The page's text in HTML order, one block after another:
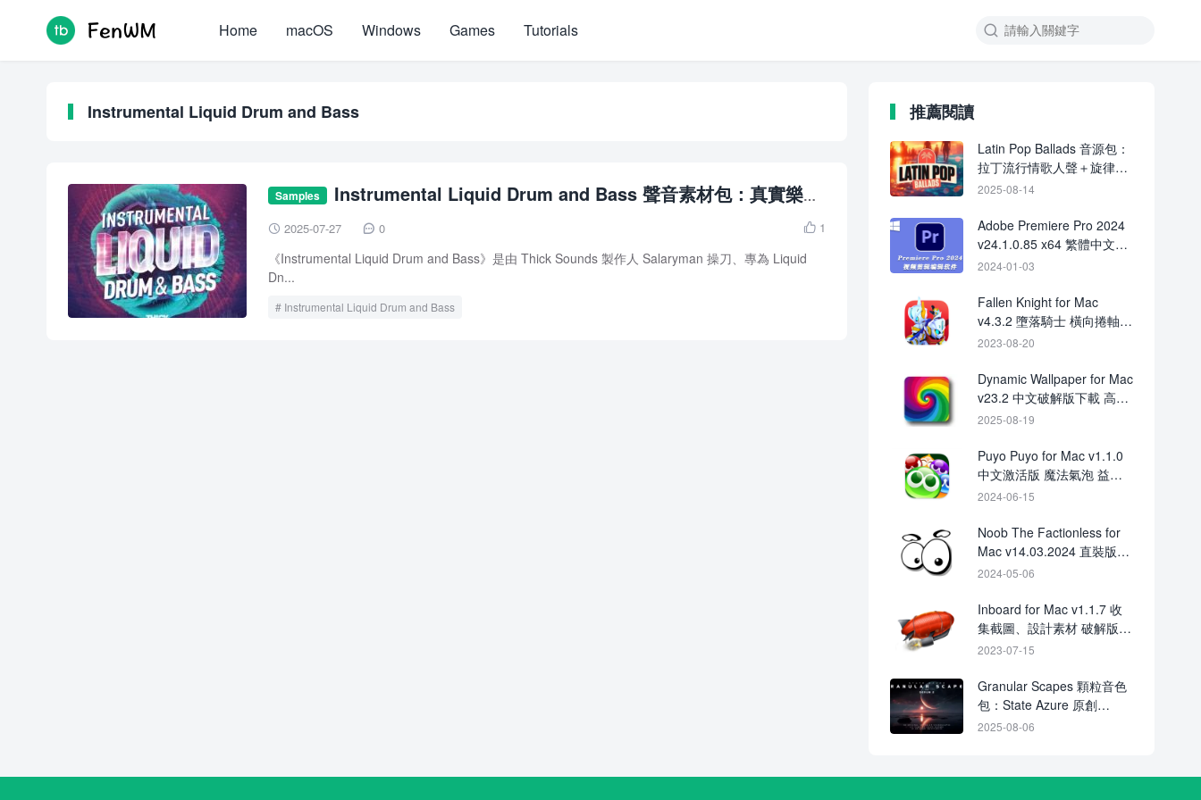

Home macOS Windows Games Tutorials
Instrumental Liquid Drum and Bass
Samples
Instrumental Liquid Drum and Bass 聲音素材包：真實樂器
× 溫暖低頻 × 清透鼓組（172–175 BPM / WAV 格式）
 2025-07-27  0  1
《Instrumental Liquid Drum and Bass》是由 Thick Sounds 製作人 Salaryman 操刀、專為 Liquid
Dn...
Instrumental Liquid Drum and Bass
推薦閱讀
Latin Pop Ballads 音源包：
拉丁流行情歌人聲＋旋律與
節奏建構套件
2025-08-14
Adobe Premiere Pro 2024
v24.1.0.85 x64 繁體中文破
解版下載
2024-01-03
Fallen Knight for Mac
v4.3.2 墮落騎士 橫向捲軸動
作平台遊戲
2023-08-20
Dynamic Wallpaper for Mac
v23.2 中文破解版下載 高清
動態壁紙
2025-08-19
Puyo Puyo for Mac v1.1.0
中文激活版 魔法氣泡 益智
消消樂
2024-06-15
Noob The Factionless for
Mac v14.03.2024 直裝版下
載 crack
2024-05-06
Inboard for Mac v1.1.7 收
集截圖、設計素材 破解版下
載
2023-07-15
Granular Scapes 顆粒音色
包：State Azure 原創
Serum 2 音源＋800MB 採
2025-08-06